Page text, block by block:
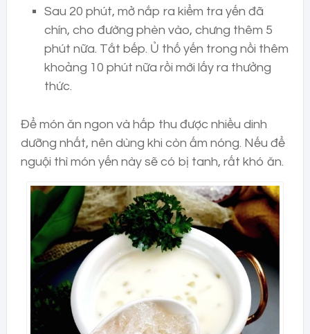
Sau 20 phút, mở nắp ra kiểm tra yến đã
chín, cho đường phèn vào, chưng thêm 5
phút nữa. Tắt bếp. Ủ thố yến trong nồi thêm
khoảng 10 phút nữa rồi mới lấy ra thưởng
thức.
Để món ăn ngon và hấp thu được nhiều dinh
dưỡng nhất, nên dùng khi còn ấm nóng. Nếu để
nguội thì món yến này sẽ có bị tanh, rất khó ăn.